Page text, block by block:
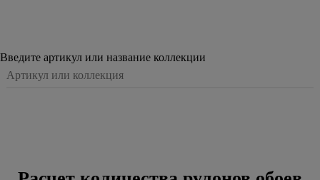
Введите артикул или название коллекции